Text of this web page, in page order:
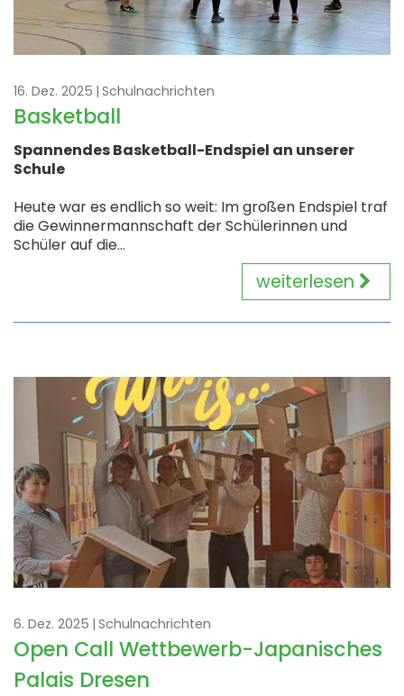
16. Dez. 2025 Schulnachrichten
Basketball
Spannendes Basketball-Endspiel an unserer
Schule
Heute war es endlich so weit: Im großen Endspiel traf
die Gewinnermannschaft der Schülerinnen und
Schüler auf die...
weiterlesen
6. Dez. 2025 Schulnachrichten
Open Call Wettbewerb-Japanisches
Palais Dresen